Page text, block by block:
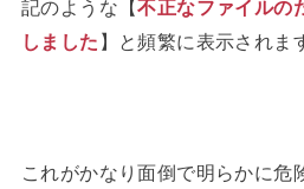
記のような【不正なファイルの
しました 】と頻繁に表示されま
これがかなり面倒で明らかに危